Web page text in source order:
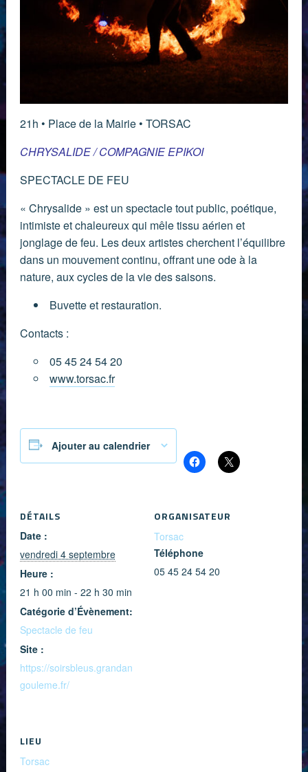
21h • Place de la Mairie • TORSAC
CHRYSALIDE / COMPAGNIE EPIKOI
SPECTACLE DE FEU
« Chrysalide » est un spectacle tout public, poétique,
intimiste et chaleureux qui mêle tissu aérien et
jonglage de feu. Les deux artistes cherchent l’équilibre
dans un mouvement continu, offrant une ode à la
nature, aux cycles de la vie des saisons.
Buvette et restauration.
Contacts :
05 45 24 54 20
www.torsac.fr
Ajouter au calendrier
DÉTAILS
Date :
vendredi 4 septembre
Heure :
21 h 00 min - 22 h 30 min
Catégorie d’Évènement:
Spectacle de feu
Site :
https://soirsbleus.grandan
gouleme.fr/
ORGANISATEUR
Torsac
Téléphone
05 45 24 54 20
LIEU
Torsac